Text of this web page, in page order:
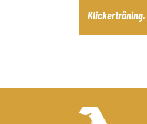
Klickerträning.